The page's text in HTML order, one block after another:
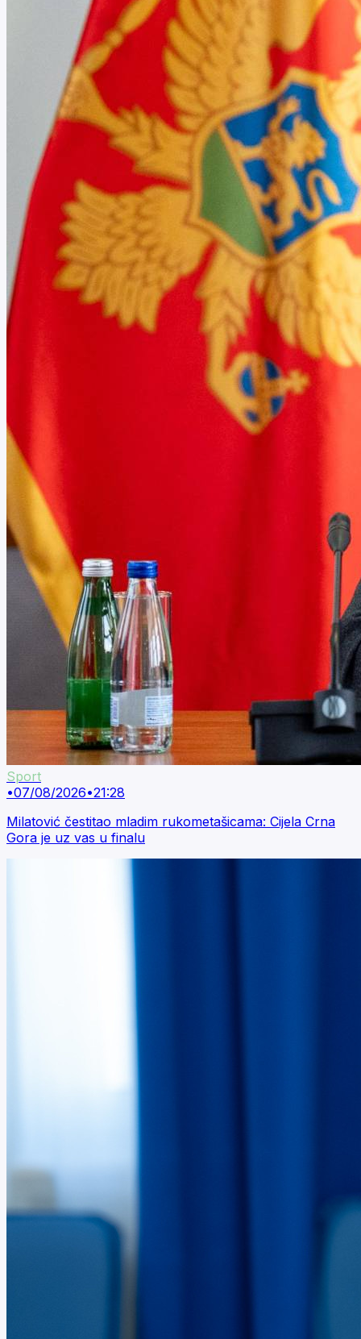
Sport
•07/08/2026•21:28
Milatović čestitao mladim rukometašicama: Cijela Crna
Gora je uz vas u finalu